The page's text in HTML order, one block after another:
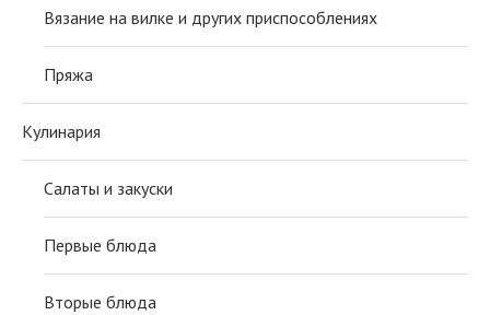
Вязание на вилке и других приспособлениях
Пряжа
Кулинария
Салаты и закуски
Первые блюда
Вторые блюда